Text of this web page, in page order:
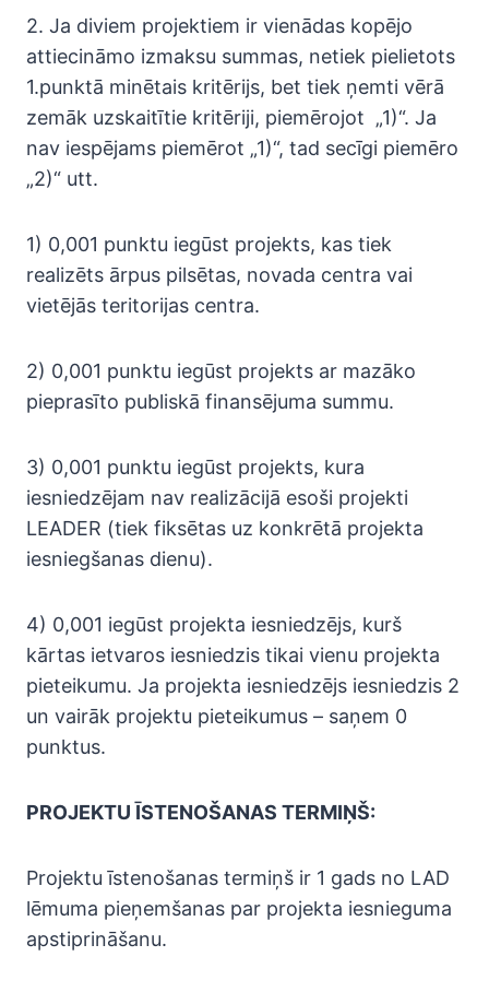
2. Ja diviem projektiem ir vienādas kopējo
attiecināmo izmaksu summas, netiek pielietots
1.punktā minētais kritērijs, bet tiek ņemti vērā
zemāk uzskaitītie kritēriji, piemērojot „1)“. Ja
nav iespējams piemērot „1)“, tad secīgi piemēro
„2)“ utt.
1) 0,001 punktu iegūst projekts, kas tiek
realizēts ārpus pilsētas, novada centra vai
vietējās teritorijas centra.
2) 0,001 punktu iegūst projekts ar mazāko
pieprasīto publiskā finansējuma summu.
3) 0,001 punktu iegūst projekts, kura
iesniedzējam nav realizācijā esoši projekti
LEADER (tiek fiksētas uz konkrētā projekta
iesniegšanas dienu).
4) 0,001 iegūst projekta iesniedzējs, kurš
kārtas ietvaros iesniedzis tikai vienu projekta
pieteikumu. Ja projekta iesniedzējs iesniedzis 2
un vairāk projektu pieteikumus – saņem 0
punktus.
PROJEKTU ĪSTENOŠANAS TERMIŅŠ:
Projektu īstenošanas termiņš ir 1 gads no LAD
lēmuma pieņemšanas par projekta iesnieguma
apstiprināšanu.